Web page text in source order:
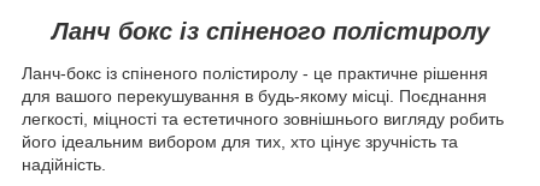
Ланч бокс із спіненого полістиролу
Ланч-бокс із спіненого полістиролу - це практичне рішення
для вашого перекушування в будь-якому місці. Поєднання
легкості, міцності та естетичного зовнішнього вигляду робить
його ідеальним вибором для тих, хто цінує зручність та
надійність.